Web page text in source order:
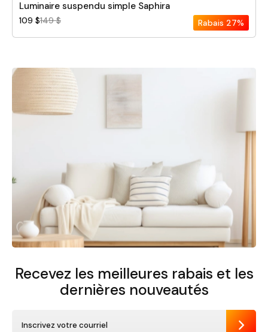
Luminaire suspendu simple Saphira
109 $149 $ Rabais 27%
Recevez les meilleures rabais et les
dernières nouveautés